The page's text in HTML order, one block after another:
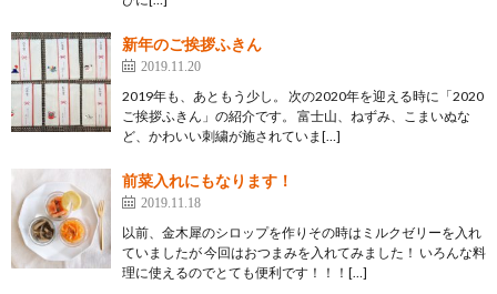
新年のご挨拶ふきん
2019.11.20
2019年も、あともう少し。 次の2020年を迎える時に「2020
ご挨拶ふきん」の紹介です。 富士山、ねずみ、こまいぬな
ど、かわいい刺繍が施されていま[…]
前菜入れにもなります！
2019.11.18
以前、金木犀のシロップを作りその時はミルクゼリーを入れ
ていましたが 今回はおつまみを入れてみました！ いろんな料
理に使えるのでとても便利です！！！[…]